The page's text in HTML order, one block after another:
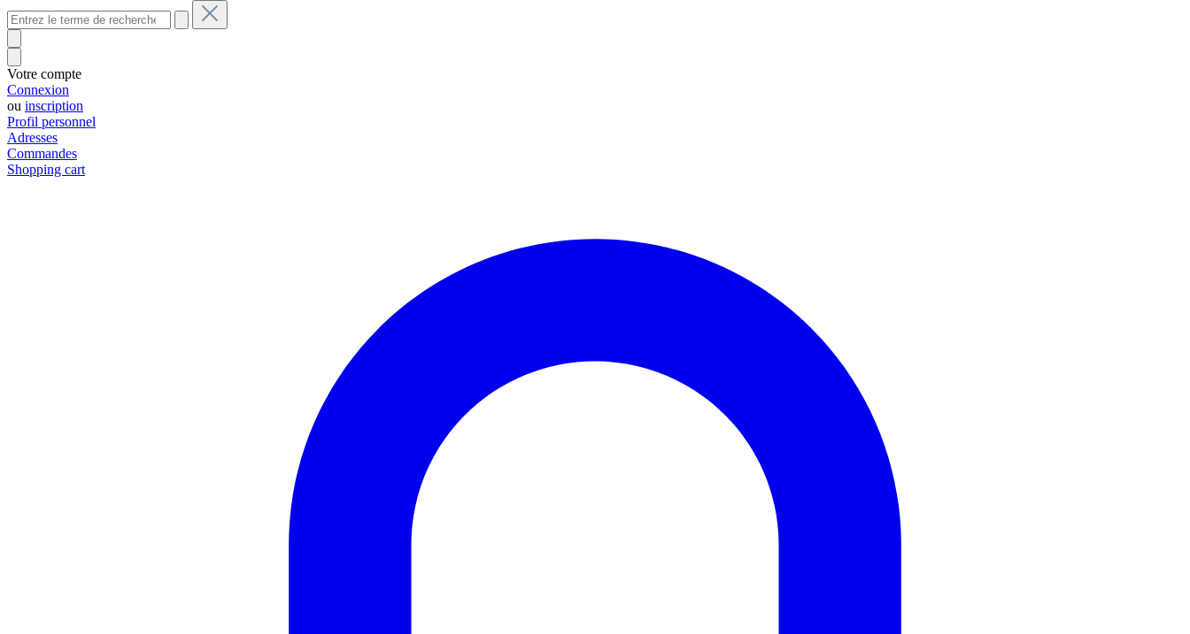
Votre compte
Connexion
ou inscription
Profil personnel
Adresses
Commandes
Shopping cart